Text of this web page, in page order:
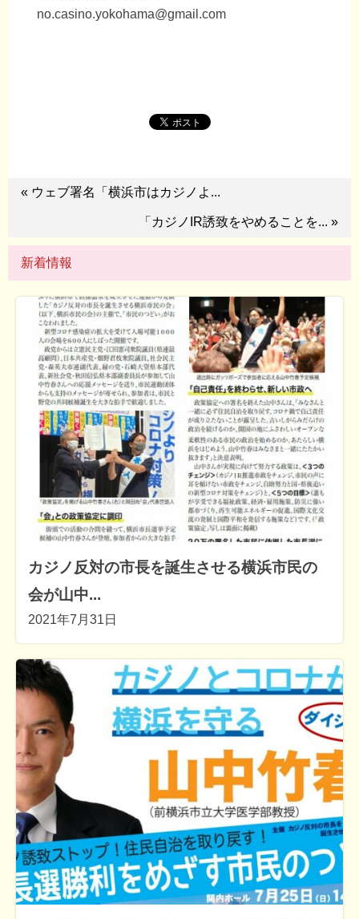
no.casino.yokohama@gmail.com
« ウェブ署名「横浜市はカジノよ...
「カジノIR誘致をやめることを... »
新着情報
カジノ反対の市長を誕生させる横浜市民の
会が山中...
2021年7月31日